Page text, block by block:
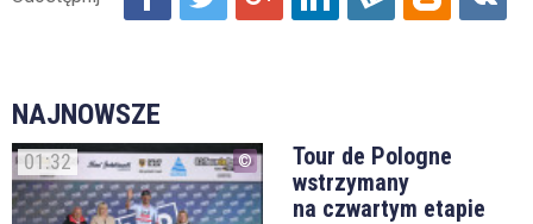
NAJNOWSZE
01:32
Tour de Pologne
wstrzymany
na czwartym etapie